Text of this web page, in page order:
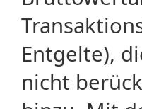
Entgelte),
nicht